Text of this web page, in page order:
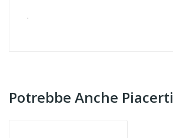
.
Potrebbe Anche Piacerti